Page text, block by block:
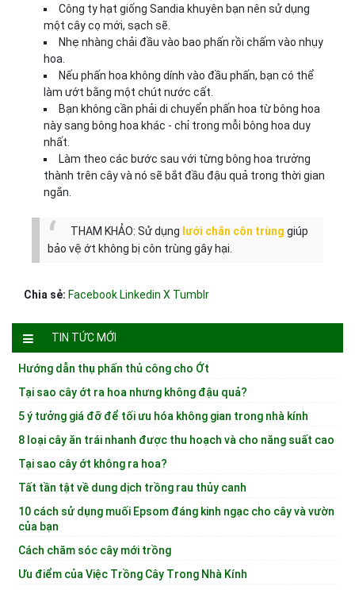
Công ty hạt giống Sandia khuyên bạn nên sử dụng
một cây cọ mới, sạch sẽ.
Nhẹ nhàng chải đầu vào bao phấn rồi chấm vào nhụy
hoa.
Nếu phấn hoa không dính vào đầu phấn, bạn có thể
làm ướt bằng một chút nước cất.
Bạn không cần phải di chuyển phấn hoa từ bông hoa
này sang bông hoa khác - chỉ trong mỗi bông hoa duy
nhất.
Làm theo các bước sau với từng bông hoa trưởng
thành trên cây và nó sẽ bắt đầu đậu quả trong thời gian
ngắn.
THAM KHẢO: Sử dụng lưới chắn côn trùng giúp
bảo vệ ớt không bị côn trùng gây hại.
Chia sẻ: FacebookLinkedin X Tumblr
TIN TỨC MỚI
Hướng dẫn thụ phấn thủ công cho Ớt
Tại sao cây ớt ra hoa nhưng không đậu quả?
5 ý tưởng giá đỡ để tối ưu hóa không gian trong nhà kính
8 loại cây ăn trái nhanh được thu hoạch và cho năng suất cao
Tại sao cây ớt không ra hoa?
Tất tần tật về dung dịch trồng rau thủy canh
10 cách sử dụng muối Epsom đáng kinh ngạc cho cây và vườn
của bạn
Cách chăm sóc cây mới trồng
Ưu điểm của Việc Trồng Cây Trong Nhà Kính